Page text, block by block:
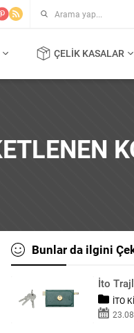
ÇELIK KASALAR
Bunlar da ilgini
İto
İTO